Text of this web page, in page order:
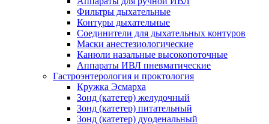
Фильтры дыхательные
Контуры дыхательные
Соединители для дыхательных контуров
Маски анестезиологические
Канюли назальные высокопоточные
Аппараты ИВЛ пневматические
Гастроэнтерология и проктология
Кружка Эсмарха
Зонд (катетер) желудочный
Зонд (катетер) питательный
Зонд (катетер) дуоденальный